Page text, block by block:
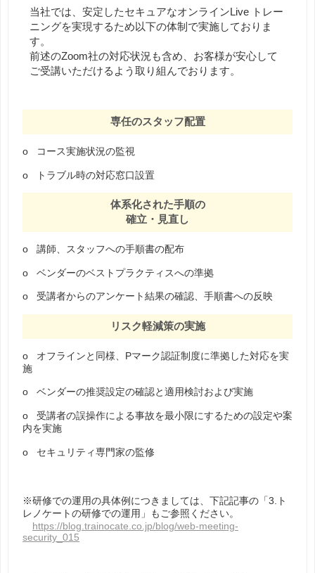
当社では、安定したセキュアなオンラインLive トレー
ニングを実現するため以下の体制で実施しておりま
す。
前述のZoom社の対応状況も含め、お客様が安心して
ご受講いただけるよう取り組んでおります。
専任のスタッフ配置
o コース実施状況の監視
o トラブル時の対応窓口設置
体系化された手順の
確立・見直し
o 講師、スタッフへの手順書の配布
o ベンダーのベストプラクティスへの準拠
o 受講者からのアンケート結果の確認、手順書への反映
リスク軽減策の実施
o オフラインと同様、Pマーク認証制度に準拠した対応を実
施
o ベンダーの推奨設定の確認と適用検討および実施
o 受講者の誤操作による事故を最小限にするための設定や案
内を実施
o セキュリティ専門家の監修
※研修での運用の具体例につきましては、下記記事の「3.ト
レノケートの研修での運用」もご参照ください。
https://blog.trainocate.co.jp/blog/web-meeting-
security_015